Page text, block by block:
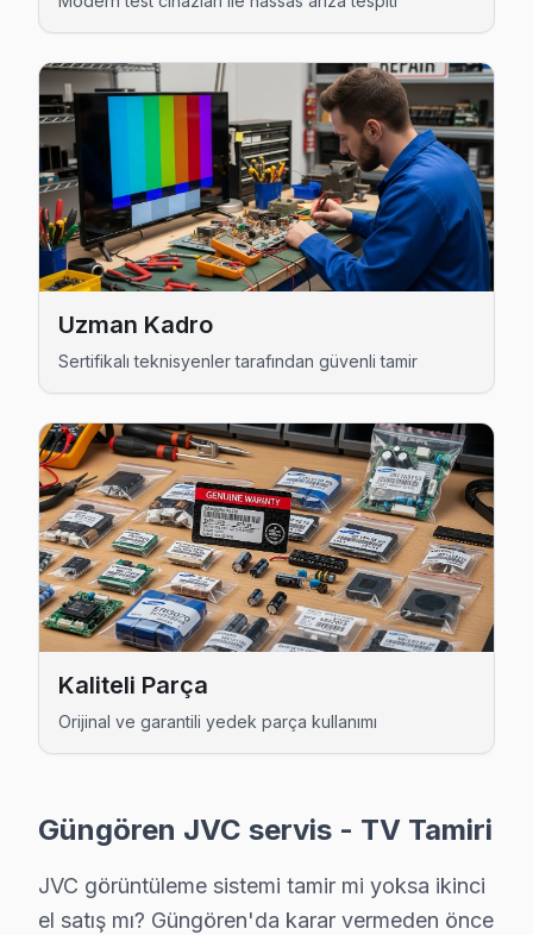
Güngören bölgesine kapıya gelen JVC TV tamir servisi
JVC Uzman Teknisyen Ekibi — Güngören
Emre K. — JVC Servis Uzmanı
14 yıllık JVC TV tamir deneyimi. Güngören ve çevre
· JVC fabrika servis sertifikası
· 2010'dan günümüze tüm JVC modelleri
· Güngören'de520+JVC TV tamiri
· Ortalama tamir süresi:2–3 iş günü
· Tüm işlemler2 yıl garantili
Uzman Kadro
Sertifikalı teknisyenler tarafından güvenli tamir
Kaliteli Parça
Orijinal ve garantili yedek parça kullanımı
Güngören JVC servis - TV Tamiri
JVC görüntüleme sistemi tamir mi yoksa ikinci
el satış mı? Güngören'da karar vermeden önce